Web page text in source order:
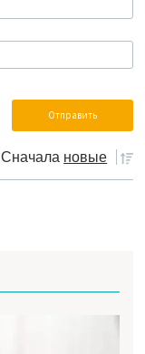
Сначала новые